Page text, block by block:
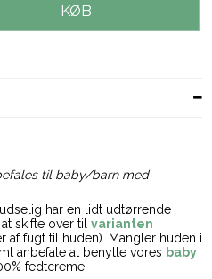
KØB
til baby/barn med
har en lidt udtørrende
skifte over til varianten
af fugt til huden). Mangler huden i
anbefale at benytte vores baby
fedtcreme.